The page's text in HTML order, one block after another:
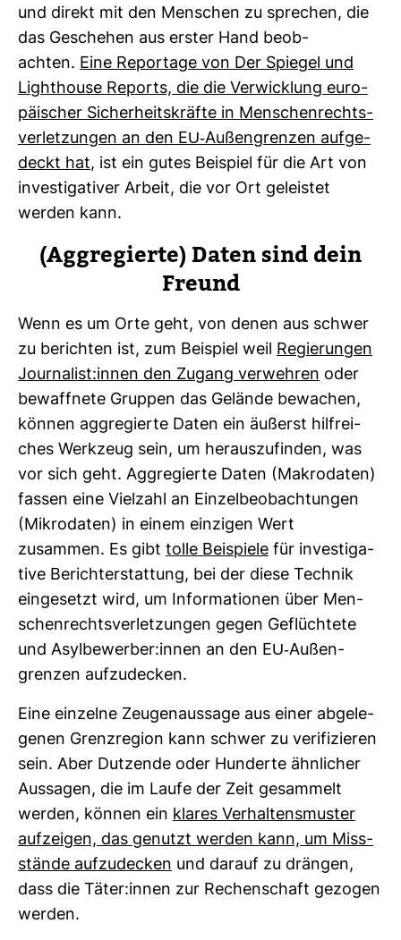
und direkt mit den Men­schen zu spre­chen, die
das Geschehen aus erster Hand beob­
achten. Eine Repor­tage von Der Spiegel und
Light­house Reports, die die Ver­wick­lung euro­
päi­scher Sicher­heits­kräfte in Men­schen­rechts­
ver­let­zungen an den EU-​Außen­grenzen auf­ge­
deckt hat, ist ein gutes Bei­spiel für die Art von
inves­ti­ga­tiver Arbeit, die vor Ort geleistet
werden kann.
(Agg­re­gierte) Daten sind dein
Freund
Wenn es um Orte geht, von denen aus schwer
zu berichten ist, zum Bei­spiel weil Regie­rungen
Jour­na­list:innen den Zugang ver­wehren oder
bewaff­nete Gruppen das Gelände bewa­chen,
können agg­re­gierte Daten ein äußerst hilf­rei­
ches Werk­zeug sein, um her­aus­zu­finden, was
vor sich geht. Agg­re­gierte Daten (Makro­daten)
fassen eine Viel­zahl an Ein­zel­be­ob­ach­tungen
(Mikro­daten) in einem ein­zigen Wert
zusammen. Es gibt tolle Bei­spiele für inves­ti­ga­
tive Bericht­erstat­tung, bei der diese Technik
ein­ge­setzt wird, um Infor­ma­tionen über Men­
schen­rechts­ver­let­zungen gegen Geflüch­tete
und Asyl­be­werber:innen an den EU-​Außen­
grenzen auf­zu­de­cken.
Eine ein­zelne Zeu­gen­aus­sage aus einer abge­le­
genen Grenz­re­gion kann schwer zu veri­fi­zieren
sein. Aber Dut­zende oder Hun­derte ähn­li­cher
Aus­sagen, die im Laufe der Zeit gesam­melt
werden, können ein klares Ver­hal­tens­muster
auf­zeigen, das genutzt werden kann, um Miss­
stände auf­zu­de­cken und darauf zu drängen,
dass die Täter:innen zur Rechen­schaft gezogen
werden.